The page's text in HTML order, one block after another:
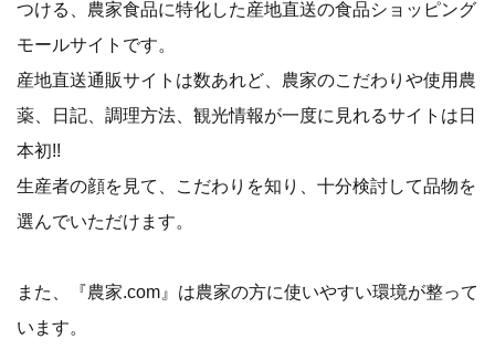
つける、農家食品に特化した産地直送の食品ショッピング
モールサイトです。
産地直送通販サイトは数あれど、農家のこだわりや使用農
薬、日記、調理方法、観光情報が一度に見れるサイトは日
本初!!
生産者の顔を見て、こだわりを知り、十分検討して品物を
選んでいただけます。
また、『農家.com』は農家の方に使いやすい環境が整って
います。